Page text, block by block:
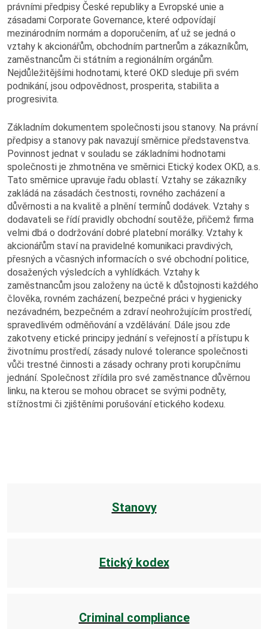
Potřebuji vyřídit
Kolektivní smlouva
Nová šichta
Nabídka služeb a výrobků
Sortiment kameniva
Sortiment uhlí
Chemická laboratoř
Tiskové zprávy a aktuality
Tiskové zprávy
Horník
Fotogalerie
právními předpisy České republiky a Evropské unie a
zásadami Corporate Governance, které odpovídají
mezinárodním normám a doporučením, ať už se jedná o
vztahy k akcionářům, obchodním partnerům a zákazníkům,
zaměstnancům či státním a regionálním orgánům.
Nejdůležitějšími hodnotami, které OKD sleduje při svém
podnikání, jsou odpovědnost, prosperita, stabilita a
progresivita.
Základním dokumentem společnosti jsou stanovy. Na právní
předpisy a stanovy pak navazují směrnice představenstva.
Povinnost jednat v souladu se základními hodnotami
společnosti je zhmotněna ve směrnici Etický kodex OKD, a.s.
Tato směrnice upravuje řadu oblastí. Vztahy se zákazníky
zakládá na zásadách čestnosti, rovného zacházení a
důvěrnosti a na kvalitě a plnění termínů dodávek. Vztahy s
dodavateli se řídí pravidly obchodní soutěže, přičemž firma
velmi dbá o dodržování dobré platební morálky. Vztahy k
akcionářům staví na pravidelné komunikaci pravdivých,
přesných a včasných informacích o své obchodní politice,
dosažených výsledcích a vyhlídkách. Vztahy k
zaměstnancům jsou založeny na úctě k důstojnosti každého
člověka, rovném zacházení, bezpečné práci v hygienicky
nezávadném, bezpečném a zdraví neohrožujícím prostředí,
spravedlivém odměňování a vzdělávání. Dále jsou zde
zakotveny etické principy jednání s veřejností a přístupu k
životnímu prostředí, zásady nulové tolerance společnosti
vůči trestné činnosti a zásady ochrany proti korupčnímu
jednání. Společnost zřídila pro své zaměstnance důvěrnou
linku, na kterou se mohou obracet se svými podněty,
stížnostmi či zjištěními porušování etického kodexu.
Stanovy
Etický kodex
Criminal compliance